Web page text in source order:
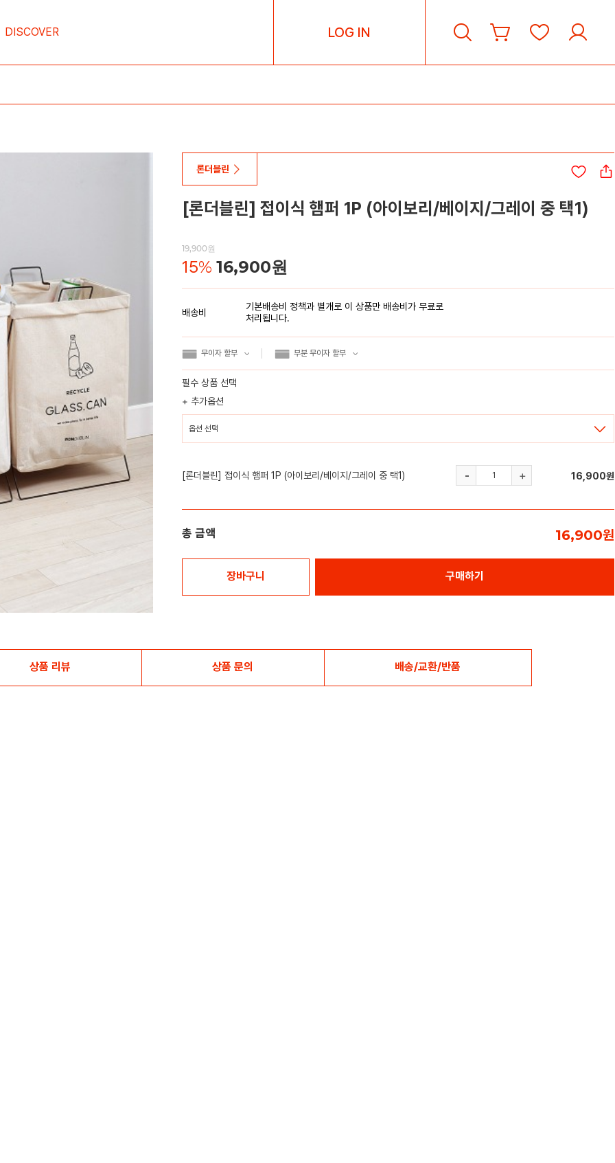
DISCOVER LOG IN
론더블린
[론더블린] 접이식 햄퍼 1P (아이보리/베이지/그레이 중 택1)
19,900원
15% 16,900원
배송비
기본배송비 정책과 별개로 이 상품만 배송비가 무료로
처리됩니다.
무이자 할부 부분 무이자 할부
필수 상품 선택
+ 추가옵션
[론더블린] 접이식 햄퍼 1P (아이보리/베이지/그레이 중 택1) 16,900원
총 금액 16,900원
장바구니 구매하기
상품 리뷰 상품 문의 배송/교환/반품